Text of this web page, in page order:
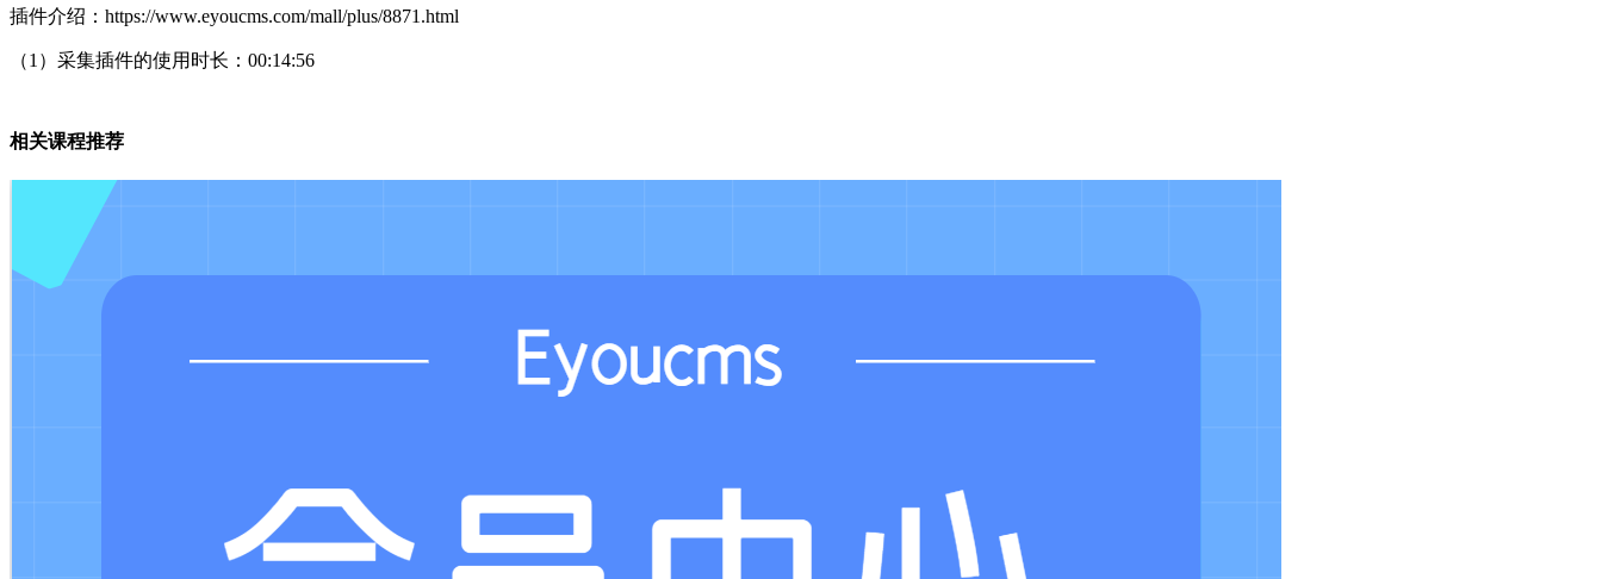
插件介绍：https://www.eyoucms.com/mall/plus/8871.html
（1）采集插件的使用时长：00:14:56
相关课程推荐